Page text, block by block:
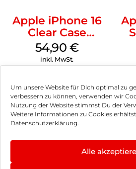
Um unsere Website für Dich optimal zu
verbessern zu können, verwenden wir
Nutzung der Website stimmst Du der
Weitere Informationen zu Cookies
Datenschutzerklärung.
Alle
Apple iPhone 16
Clear Case
MagSafe
Transparent
54,90 €
inkl. MwSt.
Impressum